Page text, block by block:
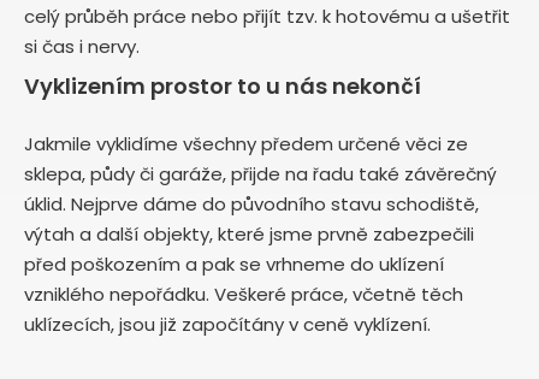
celý průběh práce nebo přijít tzv. k hotovému a ušetřit
si čas i nervy.
Vyklizením prostor to u nás nekončí
Jakmile vyklidíme všechny předem určené věci ze
sklepa, půdy či garáže, přijde na řadu také závěrečný
úklid. Nejprve dáme do původního stavu schodiště,
výtah a další objekty, které jsme prvně zabezpečili
před poškozením a pak se vrhneme do uklízení
vzniklého nepořádku. Veškeré práce, včetně těch
uklízecích, jsou již započítány v ceně vyklízení.